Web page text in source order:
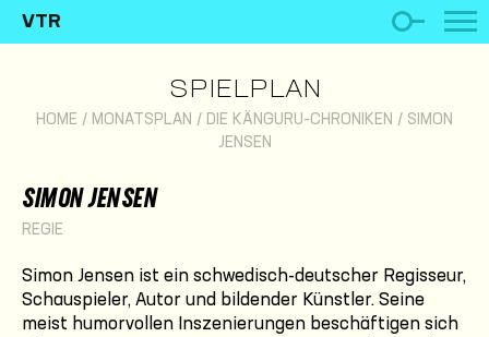
VTR
SPIELPLAN
HOME / MONATSPLAN / DIE KÄNGURU-CHRONIKEN / SIMON
JENSEN
SIMON JENSEN
REGIE
Simon Jensen ist ein schwedisch-deutscher Regisseur,
Schauspieler, Autor und bildender Künstler. Seine
meist humorvollen Inszenierungen beschäftigen sich